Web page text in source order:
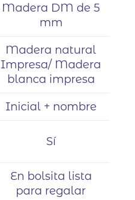
Madera DM de 5
mm
Madera natural
Impresa/ Madera
blanca impresa
Inicial + nombre
Sí
En bolsita lista
para regalar